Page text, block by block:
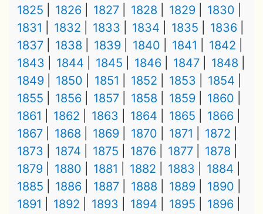
1825
1826 1827 1828 1829
1830
1831
1832 1833 1834 1835
1836
1837
1838 1839 1840 1841
1842
1843
1844 1845 1846 1847
1848
1849
1850 1851 1852 1853
1854
1855
1856 1857 1858 1859
1860
1861
1862 1863 1864 1865
1866
1867
1868 1869 1870 1871
1872
1873
1874 1875 1876 1877
1878
1879
1880 1881 1882 1883
1884
1885
1886 1887 1888 1889
1890
1891
1892 1893 1894 1895
1896